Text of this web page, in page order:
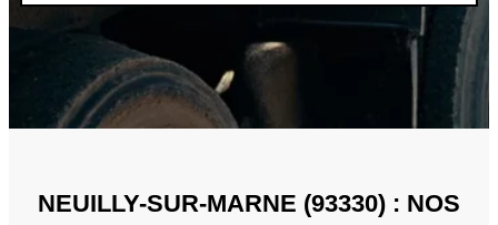
NEUILLY-SUR-MARNE (93330) : NOS